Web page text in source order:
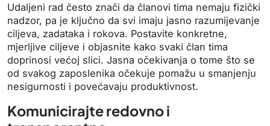
Udaljeni rad često znači da članovi tima nemaju fizički
nadzor, pa je ključno da svi imaju jasno razumijevanje
ciljeva, zadataka i rokova. Postavite konkretne,
mjerljive ciljeve i objasnite kako svaki član tima
doprinosi većoj slici. Jasna očekivanja o tome što se
od svakog zaposlenika očekuje pomažu u smanjenju
nesigurnosti i povećavaju produktivnost.
Komunicirajte redovno i